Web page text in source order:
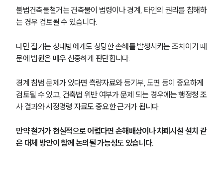
불법건축물철거는 건축물이 법령이나 경계, 타인의 권리를 침해하
는 경우 검토될 수 있습니다.
다만 철거는 상대방에게도 상당한 손해를 발생시키는 조치이기 때
문에 법원은 매우 신중하게 판단합니다.
경계 침범 문제가 있다면 측량자료와 등기부, 도면 등이 중요하게
검토될 수 있고, 건축법 위반 여부가 문제 되는 경우에는 행정청 조
사 결과와 시정명령 자료도 중요한 근거가 됩니다.
만약 철거가 현실적으로 어렵다면 손해배상이나 차폐시설 설치 같
은 대체 방안이 함께 논의될 가능성도 있습니다.